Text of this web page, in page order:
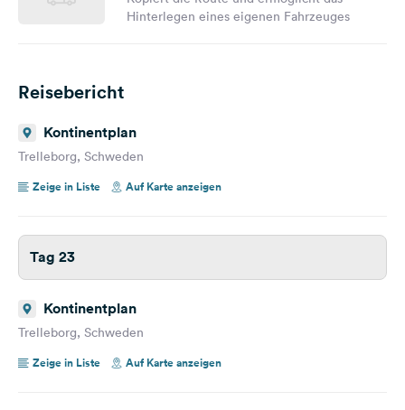
Hinterlegen eines eigenen Fahrzeuges
Reisebericht
Kontinentplan
Trelleborg, Schweden
Zeige in Liste
Auf Karte anzeigen
Tag 23
Kontinentplan
Trelleborg, Schweden
Zeige in Liste
Auf Karte anzeigen